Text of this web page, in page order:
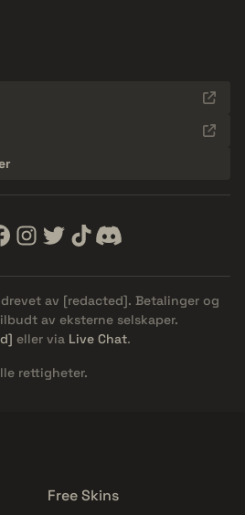
av [redacted]. Betalinger og
av eksterne selskaper.
eller via Live Chat.
rettigheter.
Free Skins